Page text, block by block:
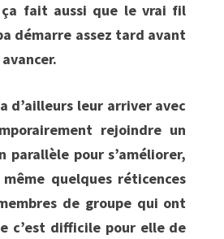
ça fait aussi que le vrai fil
démarre assez tard avant
d’ailleurs leur arriver avec
rejoindre un
parallèle pour s’améliorer,
quelques réticences
de groupe qui ont
c’est difficile pour elle de